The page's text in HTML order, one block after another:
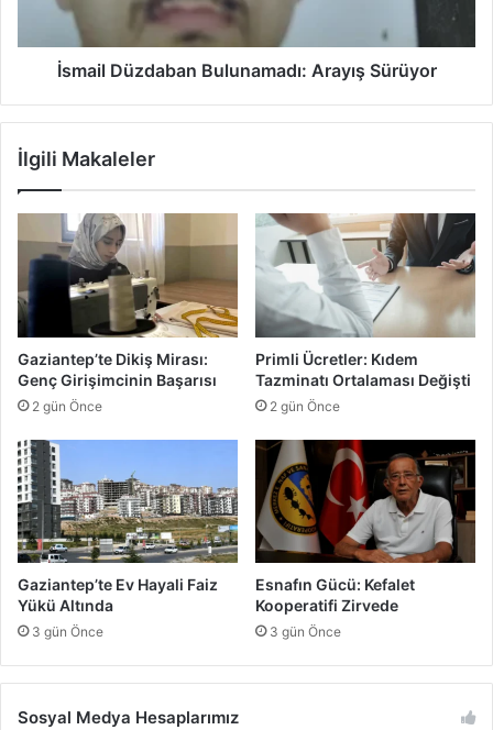
l
n
u
z
a
m
d
ı
:
A
r
a
y
ı
ş
S
ü
r
y
r
İsmail Düzdaban Bulunamadı: Arayış Sürüyor
İlgili Makaleler
Gaziantep’te Dikiş Mirası:
Genç Girişimcinin Başarısı
2 gün Önce
Primli Ücretler: Kıdem
Tazminatı Ortalaması Değişti
2 gün Önce
Gaziantep’te Ev Hayali Faiz
Yükü Altında
3 gün Önce
Esnafın Gücü: Kefalet
Kooperatifi Zirvede
3 gün Önce
Sosyal Medya Hesaplarımız